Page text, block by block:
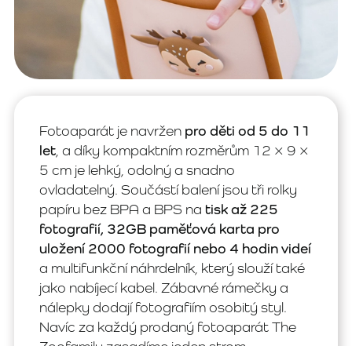
Fotoaparát je navržen pro děti od 5 do 11
let, a díky kompaktním rozměrům 12 × 9 ×
5 cm je lehký, odolný a snadno
ovladatelný. Součástí balení jsou tři rolky
papíru bez BPA a BPS na tisk až 225
fotografií, 32GB paměťová karta pro
uložení 2000 fotografií nebo 4 hodin videí
a multifunkční náhrdelník, který slouží také
jako nabíjecí kabel. Zábavné rámečky a
nálepky dodají fotografiím osobitý styl.
Navíc za každý prodaný fotoaparát The